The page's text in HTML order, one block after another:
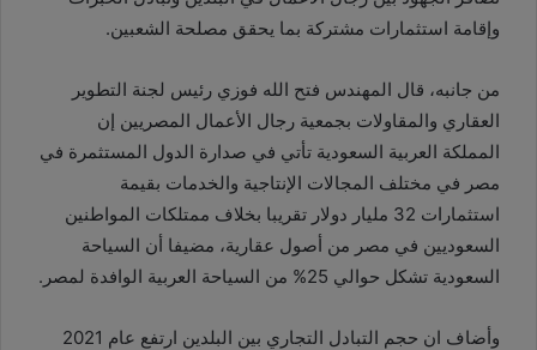
وإقامة استثمارات مشتركة بما يحقق مصلحة الشعبين.
من جانبه، قال المهندس فتح الله فوزي رئيس لجنة التطوير
العقاري والمقاولات بجمعية رجال الأعمال المصريين إن
المملكة العربية السعودية تأتي في صدارة الدول المستثمرة في
مصر في مختلف المجالات الإنتاجية والخدمات بقيمة
استثمارات 32 مليار دولار تقريبا بخلاف ممتلكات المواطنين
السعوديين في مصر من أصول عقارية، مضيفا أن ‏السياحة
السعودية تشكل حوالي 25% من السياحة العربية الوافدة لمصر.
وأضاف ان حجم التبادل التجاري بين البلدين ارتفع عام 2021